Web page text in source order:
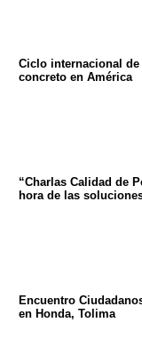
Ciclo internacional
concreto en América
“Charlas Calidad de
hora de las
Encuentro
en Honda, Tolima